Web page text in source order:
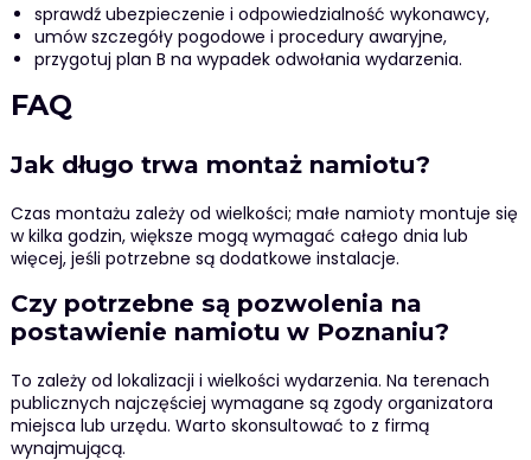
sprawdź ubezpieczenie i odpowiedzialność wykonawcy,
umów szczegóły pogodowe i procedury awaryjne,
przygotuj plan B na wypadek odwołania wydarzenia.
FAQ
Jak długo trwa montaż namiotu?
Czas montażu zależy od wielkości; małe namioty montuje się
w kilka godzin, większe mogą wymagać całego dnia lub
więcej, jeśli potrzebne są dodatkowe instalacje.
Czy potrzebne są pozwolenia na
postawienie namiotu w Poznaniu?
To zależy od lokalizacji i wielkości wydarzenia. Na terenach
publicznych najczęściej wymagane są zgody organizatora
miejsca lub urzędu. Warto skonsultować to z firmą
wynajmującą.